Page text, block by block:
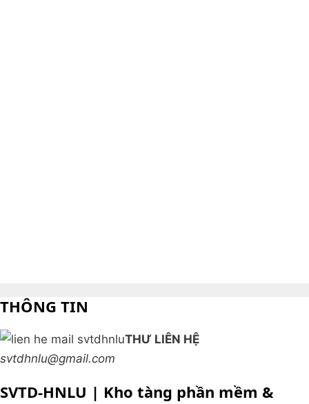
THÔNG TIN
THƯ LIÊN HỆ
svtdhnlu@gmail.com
SVTD-HNLU | Kho tàng phần mềm &